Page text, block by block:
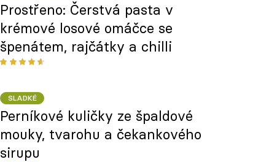
Prostřeno: Čerstvá pasta v
krémové losové omáčce se
špenátem, rajčátky a chilli
SLADKÉ
Perníkové kuličky ze špaldové
mouky, tvarohu a čekankového
sirupu